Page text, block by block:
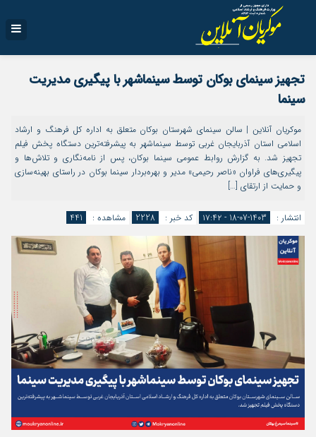
تجهیز سینمای بوکان توسط سینماشهر با پیگیری مدیریت
سینما
موکریان آنلاین | سالن سینمای شهرستان بوکان متعلق به اداره کل فرهنگ و ارشاد
اسلامی استان آذربایجان غربی توسط سینماشهر به پیشرفته‌ترین دستگاه پخش فیلم
تجهیز شد. به گزارش روابط عمومی سینما بوکان، پس از نامه‌نگاری و تلاش‌ها و
پیگیری‌‌های فراوان «ناصر رحیمی» مدیر و بهره‌بردار سینما بوکان در راستای بهینه‌سازی
و حمایت از ارتقای […]
انتشار : 1403-07-18 - ۱۷:۴۲ کد خبر : 2228 مشاهده : 441